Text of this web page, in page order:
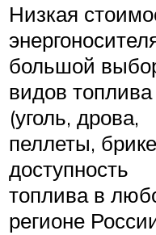
Низкая
большой
видов топлива
(уголь, дрова,
пеллеты,
доступность
топлива в
регионе